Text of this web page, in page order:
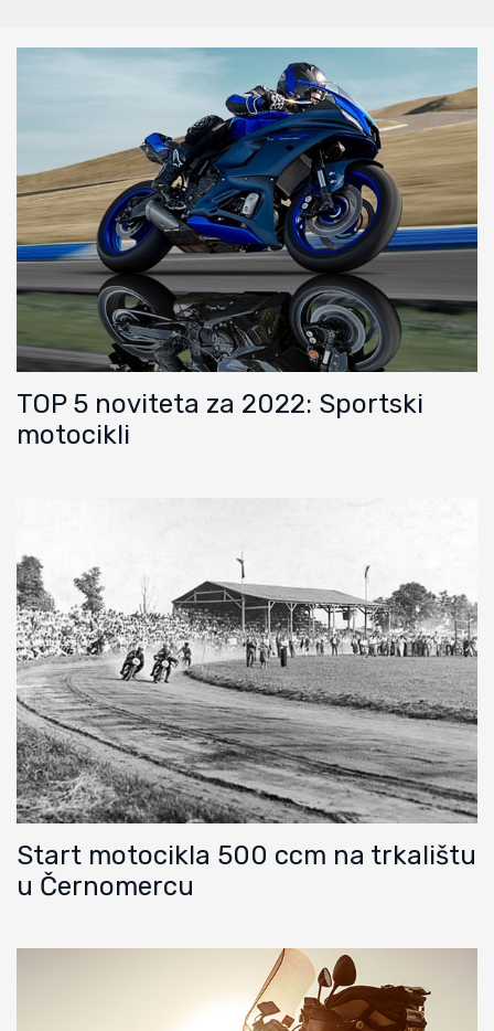
TOP 5 noviteta za 2022: Sportski
motocikli
Start motocikla 500 ccm na trkalištu
u Černomercu